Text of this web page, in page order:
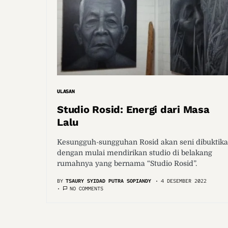
ULASAN
Studio Rosid: Energi dari Masa
Lalu
Kesungguh-sungguhan Rosid akan seni
dengan mulai mendirikan studio di belakang
rumahnya yang bernama “Studio Rosid”.
BY TSAURY SYIDAD PUTRA SOPIANDY
4 DESEMBER 2022
NO COMMENTS